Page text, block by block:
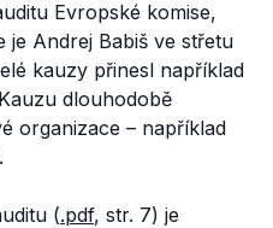
Evropské komise,
je Andrej Babiš ve střetu
kauzy přinesl například
dlouhodobě
organizace – například
(.pdf, str. 7) je